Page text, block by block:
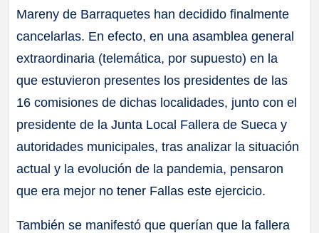
Mareny de Barraquetes han decidido finalmente
cancelarlas. En efecto, en una asamblea general
extraordinaria (telemática, por supuesto) en la
que estuvieron presentes los presidentes de las
16 comisiones de dichas localidades, junto con el
presidente de la Junta Local Fallera de Sueca y
autoridades municipales, tras analizar la situación
actual y la evolución de la pandemia, pensaron
que era mejor no tener Fallas este ejercicio.
También se manifestó que querían que la fallera